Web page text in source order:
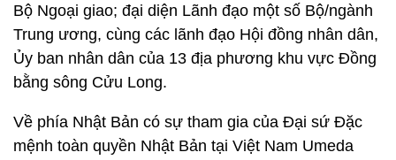
Bộ Ngoại giao; đại diện Lãnh đạo một số Bộ/ngành
Trung ương, cùng các lãnh đạo Hội đồng nhân dân,
Ủy ban nhân dân của 13 địa phương khu vực Đồng
bằng sông Cửu Long.
Về phía Nhật Bản có sự tham gia của Đại sứ Đặc
mệnh toàn quyền Nhật Bản tại Việt Nam Umeda